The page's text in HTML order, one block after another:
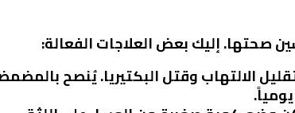
صحتها. إليك بعض العلاجات الفعالة:
الالتهاب وقتل البكتيريا. يُنصح